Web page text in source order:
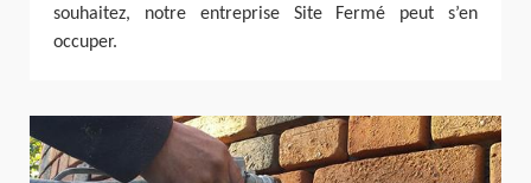
souhaitez, notre entreprise Site Fermé peut s’en
occuper.